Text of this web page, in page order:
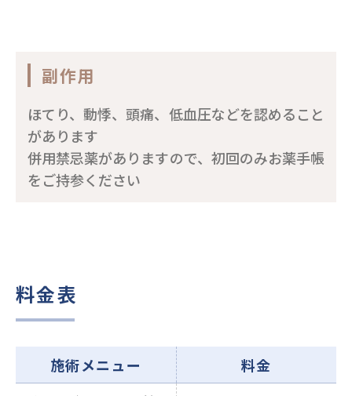
副作用
ほてり、動悸、頭痛、低血圧などを認めること
があります
併用禁忌薬がありますので、初回のみお薬手帳
をご持参ください
料金表
施術メニュー
料金